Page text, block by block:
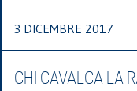
3 DICEMBRE 2017
CHI CAVALCA LA